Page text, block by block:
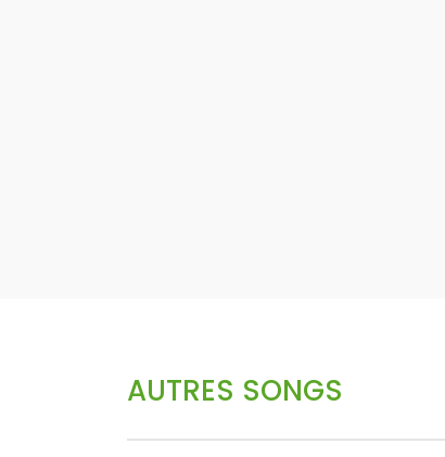
AUTRES SONGS